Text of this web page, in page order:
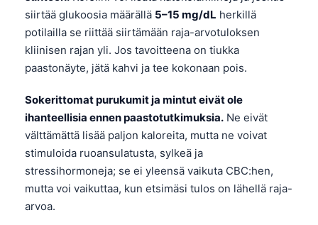
siirtää glukoosia määrällä 5–15 mg/dL herkillä
potilailla se riittää siirtämään raja-arvotuloksen
kliinisen rajan yli. Jos tavoitteena on tiukka
paastonäyte, jätä kahvi ja tee kokonaan pois.
Sokerittomat purukumit ja mintut eivät ole
ihanteellisia ennen paastotutkimuksia. Ne eivät
välttämättä lisää paljon kaloreita, mutta ne voivat
stimuloida ruoansulatusta, sylkeä ja
stressihormoneja; se ei yleensä vaikuta CBC:hen,
mutta voi vaikuttaa, kun etsimäsi tulos on lähellä raja-
arvoa.
Кыргызча
Татар теле
Беларуская мова
Esperanto
Ślōnskŏ gŏdka
Norsk bokmål